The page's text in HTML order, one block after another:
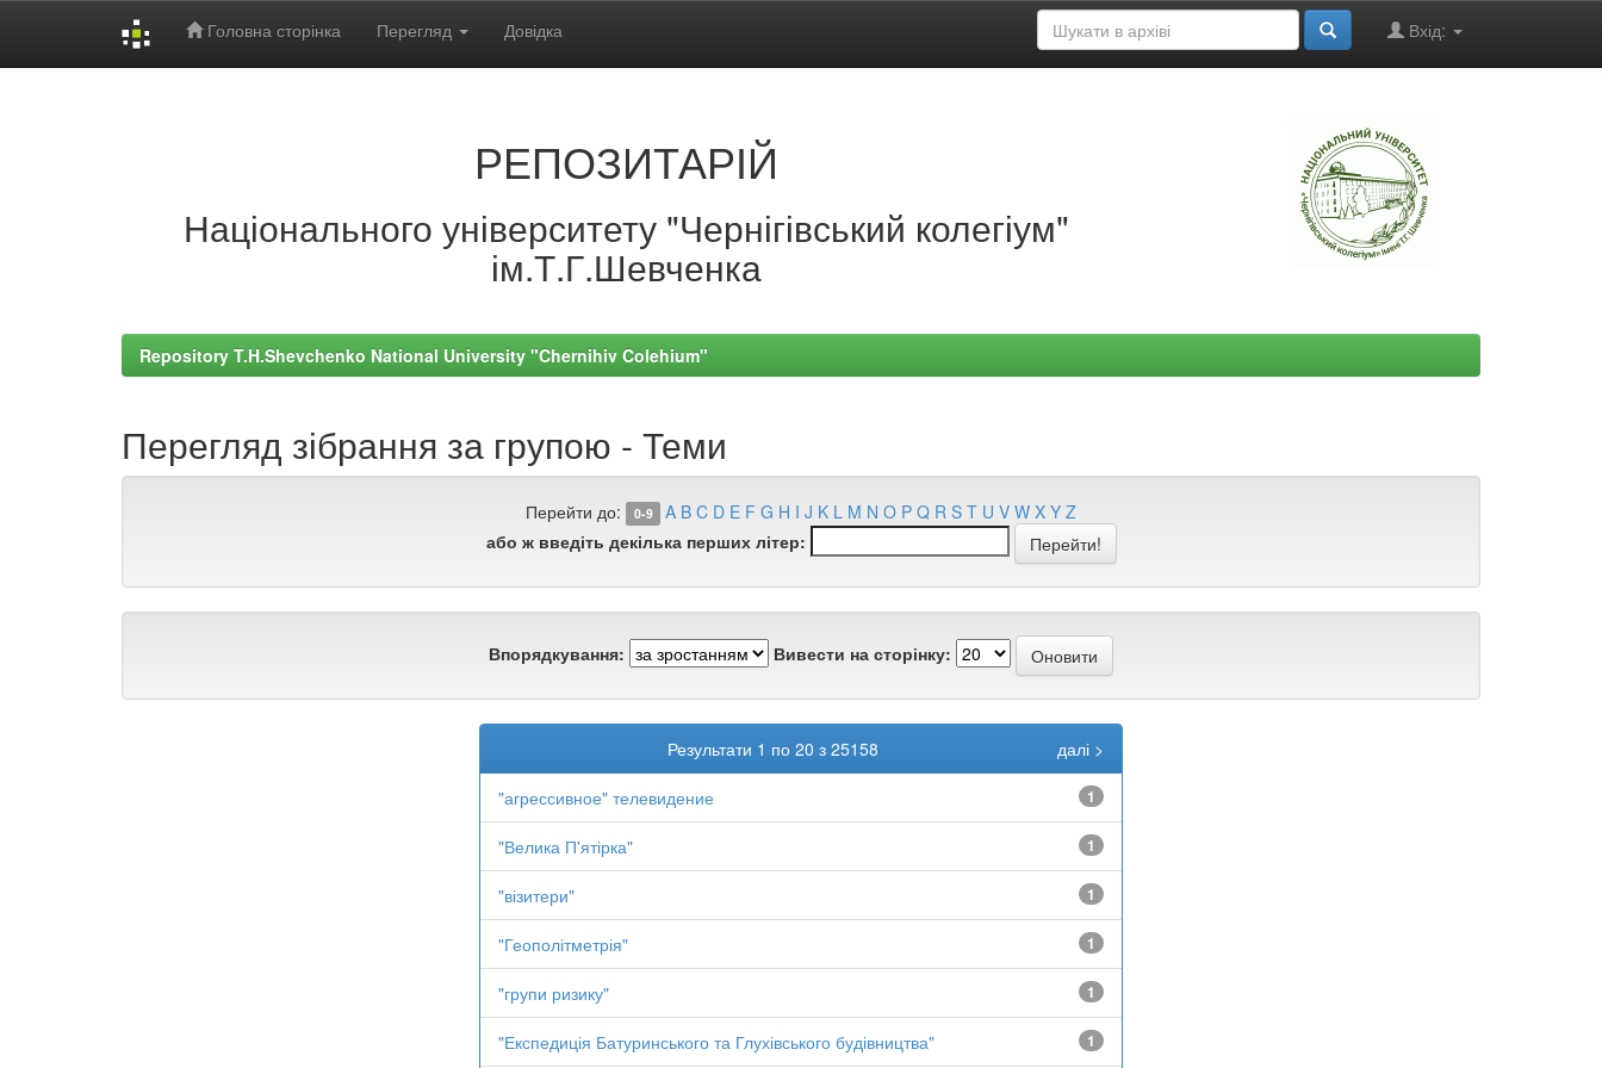
Головна сторінка Перегляд Довідка Вхід:
РЕПОЗИТАРІЙ
Національного університету "Чернігівський колегіум"
ім.Т.Г.Шевченка
Repository T.H.Shevchenko National University "Chernihiv Colehium"
Перегляд зібрання за групою - Теми
Перейти до: 0-9 A B C D E F G H I J K L M N O P Q R S T U V W X Y Z
або ж введіть декілька перших літер:
Впорядкування: Вивести на сторінку:
Результати 1 по 20 з 25158 далі >
"агрессивное" телевидение 1
"Велика П'ятірка" 1
"візитери" 1
"Геополітметрія" 1
"групи ризику" 1
"Експедиція Батуринського та Глухівського будівництва" 1